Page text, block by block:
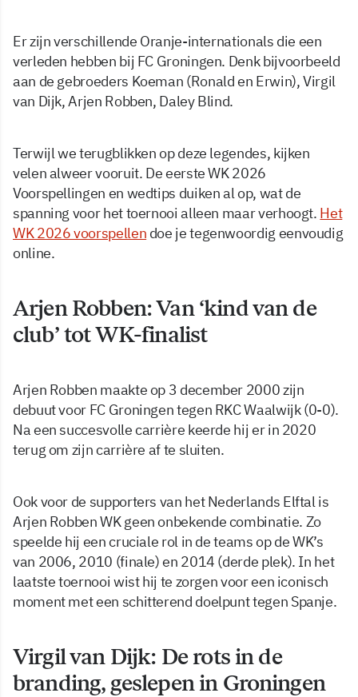
Er zijn verschillende Oranje-internationals die een
verleden hebben bij FC Groningen. Denk bijvoorbeeld
aan de gebroeders Koeman (Ronald en Erwin), Virgil
van Dijk, Arjen Robben, Daley Blind.
Terwijl we terugblikken op deze legendes, kijken
velen alweer vooruit. De eerste WK 2026
Voorspellingen en wedtips duiken al op, wat de
spanning voor het toernooi alleen maar verhoogt. Het
WK 2026 voorspellen doe je tegenwoordig eenvoudig
online.
Arjen Robben: Van ‘kind van de
club’ tot WK-finalist
Arjen Robben maakte op 3 december 2000 zijn
debuut voor FC Groningen tegen RKC Waalwijk (0-0).
Na een succesvolle carrière keerde hij er in 2020
terug om zijn carrière af te sluiten.
Ook voor de supporters van het Nederlands Elftal is
Arjen Robben WK geen onbekende combinatie. Zo
speelde hij een cruciale rol in de teams op de WK’s
van 2006, 2010 (finale) en 2014 (derde plek). In het
laatste toernooi wist hij te zorgen voor een iconisch
moment met een schitterend doelpunt tegen Spanje.
Virgil van Dijk: De rots in de
branding, geslepen in Groningen